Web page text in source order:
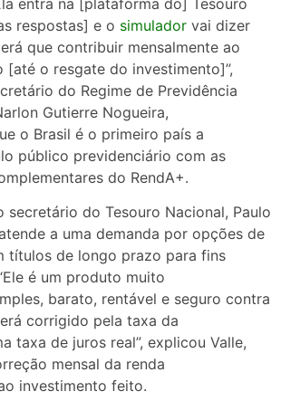
entra na [plataforma do] Tesouro
respostas] e o simulador vai dizer
que contribuir mensalmente ao
o resgate do investimento]”,
do Regime de Previdência
Gutierre Nogueira,
o Brasil é o primeiro país a
público previdenciário com as
do RendA+.
secretário do Tesouro Nacional, Paulo
a uma demanda por opções de
títulos de longo prazo para fins
é um produto muito
barato, rentável e seguro contra
corrigido pela taxa da
taxa de juros real”, explicou Valle,
mensal da renda
investimento feito.